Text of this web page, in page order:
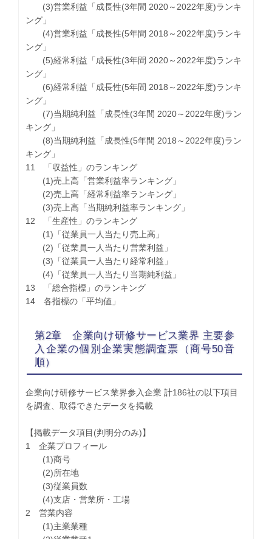
(3)営業利益「成長性(3年間 2020～2022年度)ランキ
ング」
(4)営業利益「成長性(5年間 2018～2022年度)ランキ
ング」
(5)経常利益「成長性(3年間 2020～2022年度)ランキ
ング」
(6)経常利益「成長性(5年間 2018～2022年度)ランキ
ング」
(7)当期純利益「成長性(3年間 2020～2022年度)ラン
キング」
(8)当期純利益「成長性(5年間 2018～2022年度)ラン
キング」
11 「収益性」のランキング
(1)売上高「営業利益率ランキング」
(2)売上高「経常利益率ランキング」
(3)売上高「当期純利益率ランキング」
12 「生産性」のランキング
(1)「従業員一人当たり売上高」
(2)「従業員一人当たり営業利益」
(3)「従業員一人当たり経常利益」
(4)「従業員一人当たり当期純利益」
13 「総合指標」のランキング
14 各指標の「平均値」
第2章 企業向け研修サービス業界 主要参
入企業の個別企業実態調査票（商号50音
順）
企業向け研修サービス業界参入企業 計186社の以下項目
を調査、取得できたデータを掲載
【掲載データ項目(判明分のみ)】
1 企業プロフィール
(1)商号
(2)所在地
(3)従業員数
(4)支店・営業所・工場
2 営業内容
(1)主業業種